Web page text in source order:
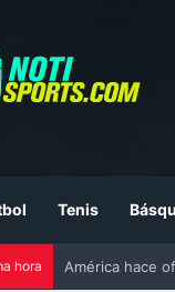
Tenis
hora Liga MX vs